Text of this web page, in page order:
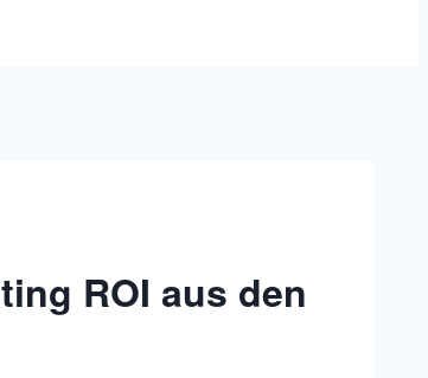
ROI aus den